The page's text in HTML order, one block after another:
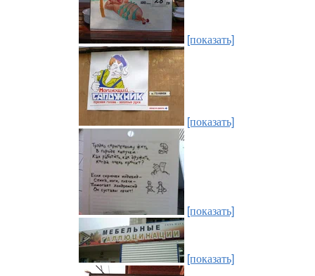
[показать]
[показать]
[показать]
[показать]